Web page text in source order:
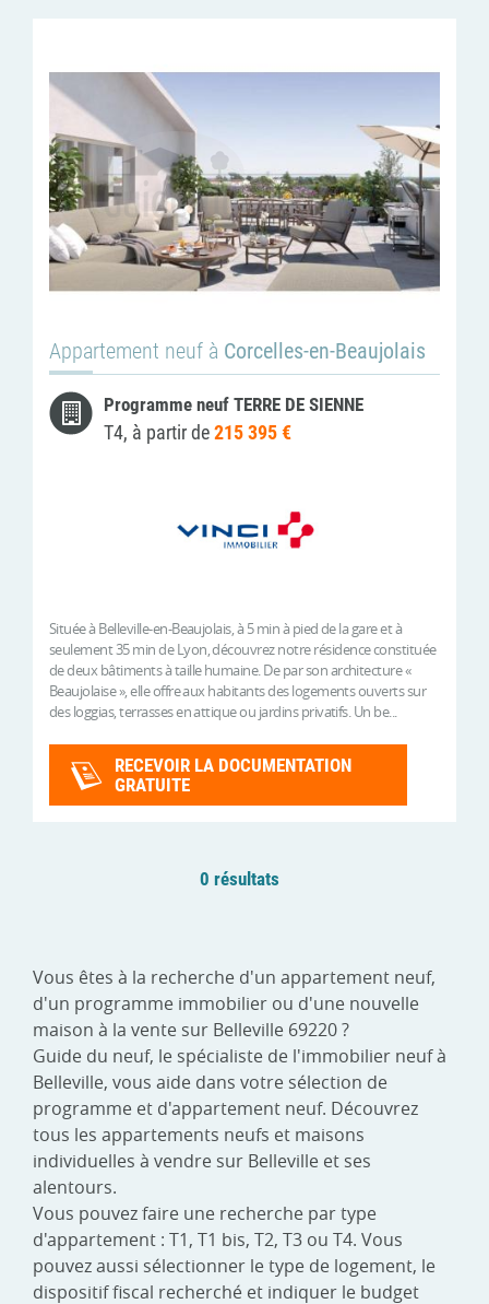
Appartement neuf à Corcelles-en-Beaujolais
Programme neuf TERRE DE SIENNE
T4, à partir de215 395 €
Située à Belleville-en-Beaujolais, à 5 min à pied de la gare et à
seulement 35 min de Lyon, découvrez notre résidence constituée
de deux bâtiments à taille humaine. De par son architecture «
Beaujolaise », elle offre aux habitants des logements ouverts sur
des loggias, terrasses en attique ou jardins privatifs. Un be...
RECEVOIR LA DOCUMENTATION
GRATUITE
0 résultats
Vous êtes à la recherche d'un appartement neuf,
d'un programme immobilier ou d'une nouvelle
maison à la vente sur Belleville 69220 ?
Guide du neuf, le spécialiste de l'immobilier neuf à
Belleville, vous aide dans votre sélection de
programme et d'appartement neuf. Découvrez
tous les appartements neufs et maisons
individuelles à vendre sur Belleville et ses
alentours.
Vous pouvez faire une recherche par type
d'appartement : T1, T1 bis, T2, T3 ou T4. Vous
pouvez aussi sélectionner le type de logement, le
dispositif fiscal recherché et indiquer le budget